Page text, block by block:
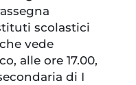
scolastici
vede
alle ore 17.00,
di I